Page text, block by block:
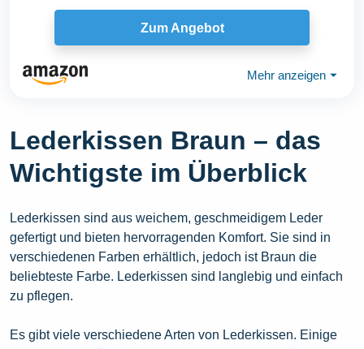
Kissen...
Zum Angebot
Mehr anzeigen ⏷
Lederkissen Braun – das
Wichtigste im Überblick
Lederkissen sind aus weichem, geschmeidigem Leder
gefertigt und bieten hervorragenden Komfort. Sie sind in
verschiedenen Farben erhältlich, jedoch ist Braun die
beliebteste Farbe. Lederkissen sind langlebig und einfach
zu pflegen.
Es gibt viele verschiedene Arten von Lederkissen. Einige